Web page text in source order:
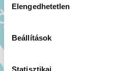
Ön által használt más
kiválasztása
Elengedhetetlen
Beállítások
Statisztikai